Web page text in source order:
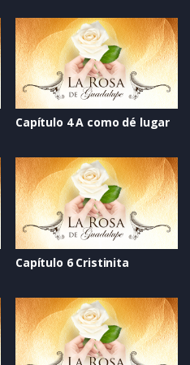
Capítulo 4 A como dé lugar
Capítulo 6 Cristinita